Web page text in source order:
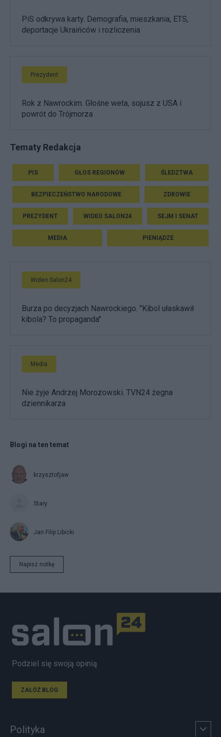
PiS odkrywa karty. Demografia, mieszkania, ETS,
deportacje Ukraińców i rozliczenia
Prezydent
Rok z Nawrockim. Głośne weta, sojusz z USA i
powrót do Trójmorza
Tematy Redakcja
PIS GŁOS REGIONÓW ŚLEDZTWA
BEZPIECZEŃSTWO NARODOWE ZDROWIE
PREZYDENT WIDEO SALON24 SEJM I SENAT
MEDIA PIENIĄDZE
Wideo Salon24
Burza po decyzjach Nawrockiego. "Kibol ułaskawił
kibola? To propaganda"
Media
Nie żyje Andrzej Morozowski. TVN24 żegna
dziennikarza
Blogi na ten temat
krzysztofjaw
Stary
Jan Filip Libicki
Napisz notkę
Podziel się swoją opinią
ZAŁÓŻ BLOG
Polityka